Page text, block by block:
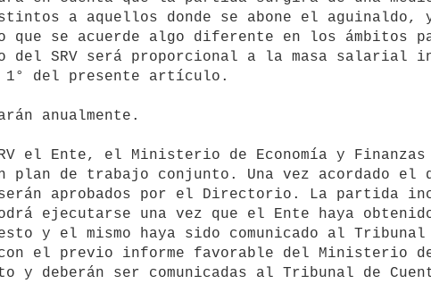
a aquellos donde se abone el aguinaldo,
se acuerde algo diferente en los ámbitos
SRV será proporcional a la masa salarial
del presente artículo.
plan de trabajo conjunto. Una vez acordado el
aprobados por el Directorio. La partida
ejecutarse una vez que el Ente haya
y el mismo haya sido comunicado al Tribunal
y deberán ser comunicadas al Tribunal de